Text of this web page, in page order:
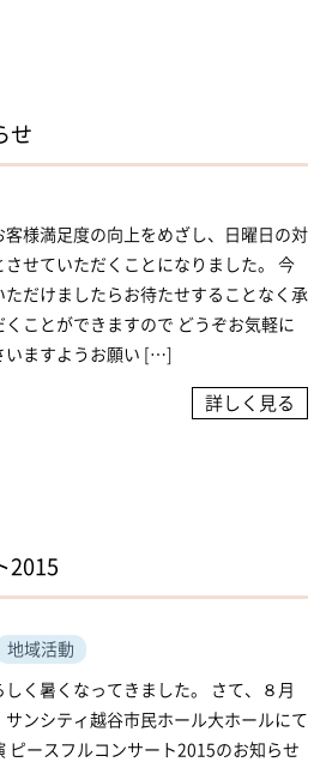
せ
客様満足度の向上をめざし、日曜日の対
させていただくことになりました。 今
ただけましたらお待たせすることなく承
くことができますので どうぞお気軽に
いますようお願い […]
詳しく見る
2015
地域活動
しく暑くなってきました。 さて、８月
サンシティ越谷市民ホール大ホールにて
ピースフルコンサート2015のお知らせ